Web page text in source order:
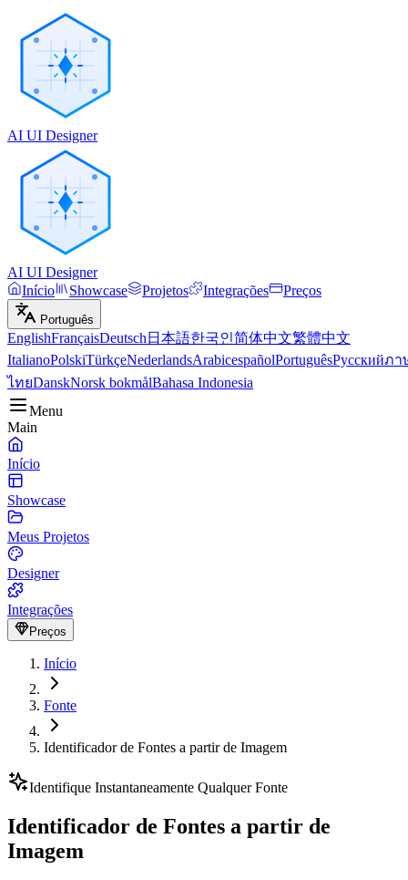
AI UI Designer
AI UI Designer
Início
Showcase Projetos Integrações Preços
Português
EnglishFrançaisDeutsch 日本語한국인简体中文繁體中文
ItalianoPolskiTürkçeNederlandsArabicespañolPortuguêsРусскийภา
ไทยDanskNorsk bokmålBahasa Indonesia
Menu
Main
Início
Showcase
Meus Projetos
Designer
Integrações
Preços
Início
Fonte
Identificador de Fontes a partir de Imagem
Identifique Instantaneamente Qualquer Fonte
Identificador de Fontes a partir de
Imagem